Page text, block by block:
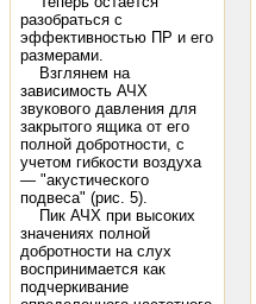
разобраться с
эффективностью ПР и его
размерами.
Взглянем на
зависимость АЧХ
звукового давления для
закрытого ящика от его
полной добротности, с
учетом гибкости воздуха
— "акустического
подвеса" (рис. 5).
Пик АЧХ при высоких
значениях полной
добротности на слух
воспринимается как
подчеркивание